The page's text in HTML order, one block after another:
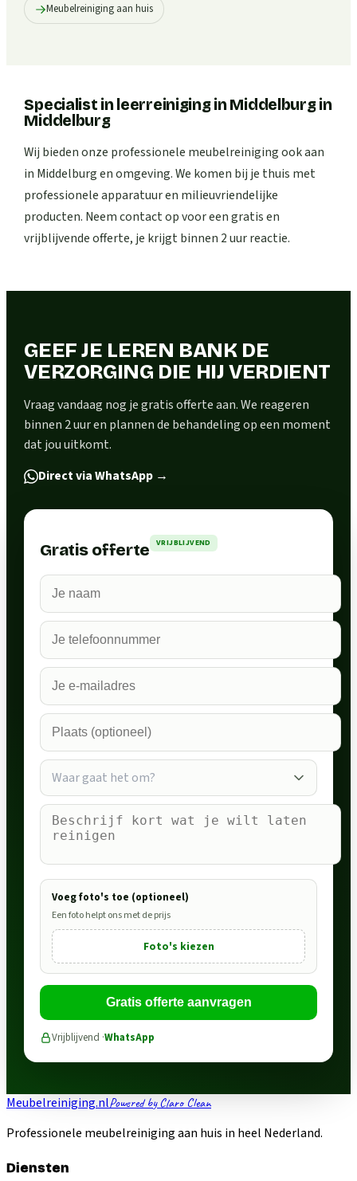
Meubelreiniging aan huis
Specialist in leerreiniging in Middelburgin
Middelburg
Wij bieden onze professionele meubelreiniging ook aan
in Middelburg en omgeving. We komen bij je thuis met
professionele apparatuur en milieuvriendelijke
producten. Neem contact op voor een gratis en
vrijblijvende offerte, je krijgt binnen 2 uur reactie.
GEEF JE LEREN BANK DE
VERZORGING DIE HIJ VERDIENT
Vraag vandaag nog je gratis offerte aan. We reageren
binnen 2 uur en plannen de behandeling op een moment
dat jou uitkomt.
Direct via WhatsApp →
Gratis offerte VRIJBLIJVEND
Waar gaat het om?
Voeg foto's toe (optioneel)
Een foto helpt ons met de prijs
Foto's kiezen
Gratis offerte aanvragen
Vrijblijvend ·WhatsApp
Meubelreiniging.nlPowered by Claro Clean
Professionele meubelreiniging aan huis in heel Nederland.
Diensten